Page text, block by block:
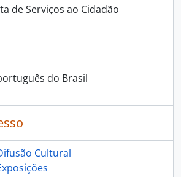
de Serviços ao Cidadão
do Brasil
Cultural